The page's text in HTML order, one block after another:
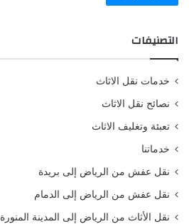
التصنيفات
خدمات نقل الاثاث
نصائح نقل الاثاث
تعبئة وتغليف الاثاث
خدماتنا
نقل عفش من الرياض إلى بريدة
نقل عفش من الرياض إلى الدمام
نقل الأثاث من الرياض إلى المدينة المنورة